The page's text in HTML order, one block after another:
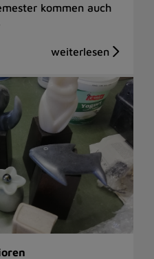
kommen auch